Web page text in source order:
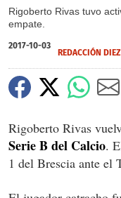
Rigoberto Rivas tuvo
empate.
2017-10-03
REDACCIÓN DIEZ
Rigoberto Rivas
Serie B del Calcio.
1 del Brescia ante el